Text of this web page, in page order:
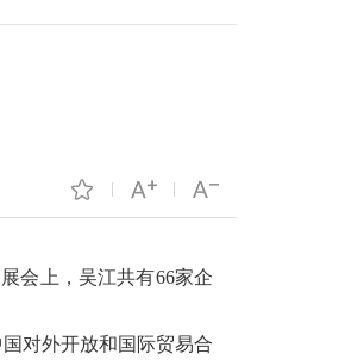
会上，吴江共有66家企
对外开放和国际贸易合